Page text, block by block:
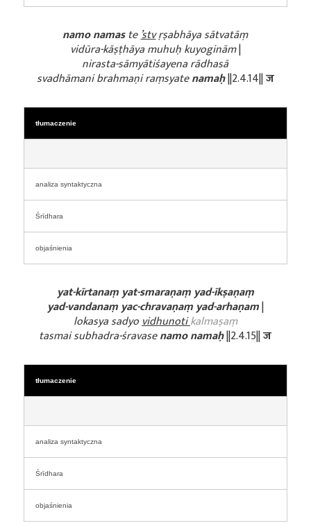
namo namaste’stvṛṣabhāya sātvatāṃ
vidūra-kāṣṭhāya muhuḥ kuyoginām|
nirasta-sāmyātiśayena rādhasā
svadhāmani brahmaṇi raṃsyatenamaḥ||2.4.14||ज
tłumaczenie
analiza syntaktyczna
Śrīdhara
objaśnienia
yat-kīrtanaṃ yat-smaraṇaṃ yad-īkṣaṇaṃ
yad-vandanaṃ yac-chravaṇaṃ yad-arhaṇam|
lokasya sadyovidhunotikalmaṣaṃ
tasmai subhadra-śravasenamo namaḥ||2.4.15||ज
tłumaczenie
analiza syntaktyczna
Śrīdhara
objaśnienia